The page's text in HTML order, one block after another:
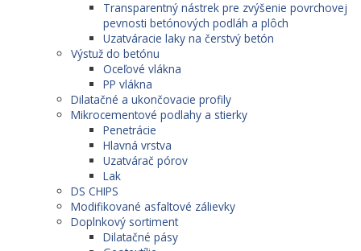
Transparentný nástrek pre zvýšenie povrchovej
pevnosti betónových podláh a plôch
Uzatváracie laky na čerstvý betón
Výstuž do betónu
Oceľové vlákna
PP vlákna
Dilatačné a ukončovacie profily
Mikrocementové podlahy a stierky
Penetrácie
Hlavná vrstva
Uzatvárač pórov
Lak
DS CHIPS
Modifikované asfaltové zálievky
Doplnkový sortiment
Dilatačné pásy